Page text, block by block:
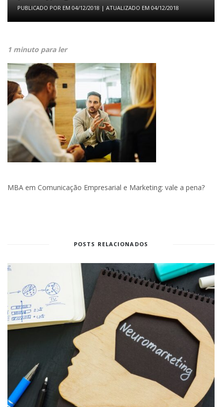
PUBLICADO POR EM 04/12/2018 | ATUALIZADO EM 04/12/2018
1 minuto para ler
MBA em Comunicação Empresarial e Marketing: vale a pena?
POSTS RELACIONADOS